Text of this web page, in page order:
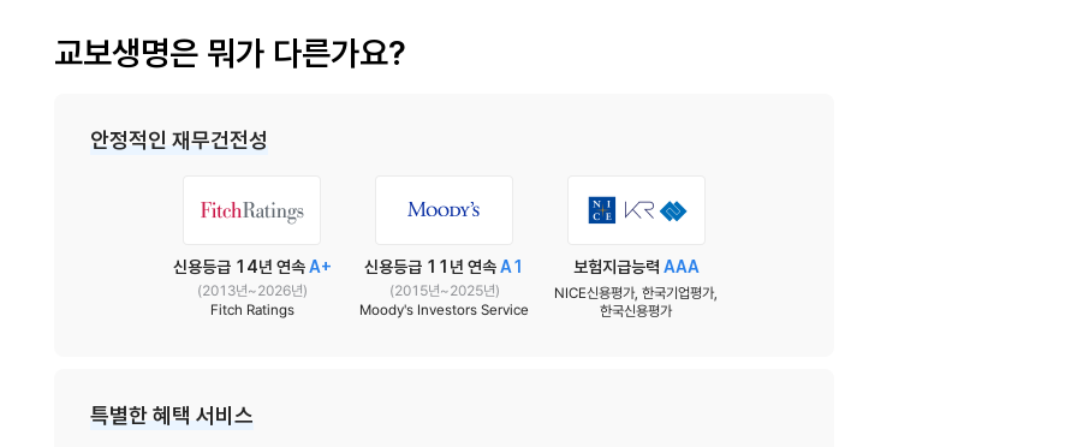
교보생명은 뭐가 다른가요?
안정적인 재무건전성
신용등급 14년 연속A+
(2013년~2026년)
Fitch Ratings
신용등급 11년 연속A1
(2015년~2025년)
Moody's Investors Service
보험지급능력 AAA
NICE신용평가, 한국기업평가,
한국신용평가
특별한 혜택 서비스